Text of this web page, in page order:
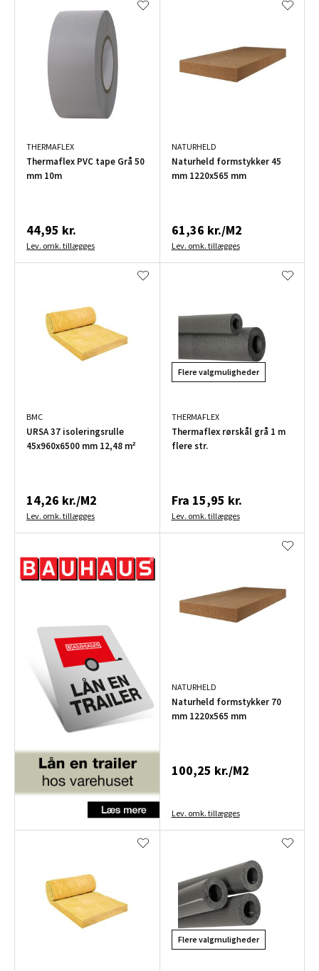
THERMAFLEX
Thermaflex PVC tape Grå 50
mm 10m
44,95 kr.
Lev. omk. tillægges
NATURHELD
Naturheld formstykker 45
mm 1220x565 mm
61,36 kr./M2
Lev. omk. tillægges
BMC
URSA 37 isoleringsrulle
45x960x6500 mm 12,48 m²
14,26 kr./M2
Lev. omk. tillægges
Flere valgmuligheder
THERMAFLEX
Thermaflex rørskål grå 1 m
flere str.
Fra 15,95 kr.
Lev. omk. tillægges
NATURHELD
Naturheld formstykker 70
mm 1220x565 mm
100,25 kr./M2
Lev. omk. tillægges
Flere valgmuligheder